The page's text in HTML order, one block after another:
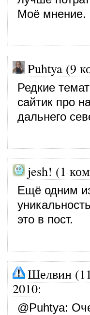
Моё мнение.
Puhtya (9
Редкие
сайтик про
дальнего
jesh! (1
Ещё одним
это в пост.
Шелвин
2010:
@Puhtya: